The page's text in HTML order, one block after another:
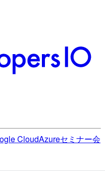
CloudAzureセミナー会